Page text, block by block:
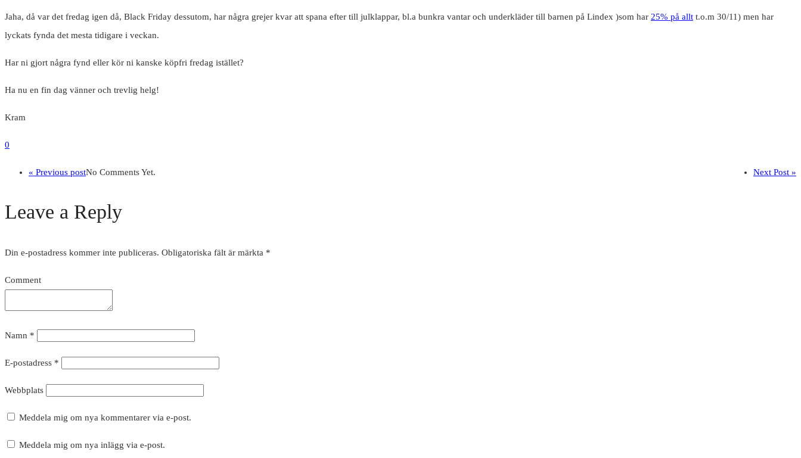
Jaha, då var det fredag igen då, Black Friday dessutom, har några grejer kvar att spana efter till julklappar, bl.a bunkra vantar och underkläder till barnen på Lindex )som har 25% på allt t.o.m 30/11) men har
lyckats fynda det mesta tidigare i veckan.
Har ni gjort några fynd eller kör ni kanske köpfri fredag istället?
Ha nu en fin dag vänner och trevlig helg!
Kram
0
« Previous post Next Post »
No Comments Yet.
Leave a Reply
Din e-postadress kommer inte publiceras. Obligatoriska fält är märkta *
Comment
Namn *
E-postadress *
Webbplats
Meddela mig om nya kommentarer via e-post.
Meddela mig om nya inlägg via e-post.